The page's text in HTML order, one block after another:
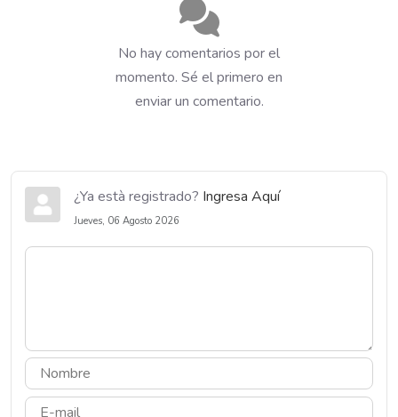
No hay comentarios por el
momento. Sé el primero en
enviar un comentario.
¿Ya està registrado? Ingresa Aquí
Jueves, 06 Agosto 2026